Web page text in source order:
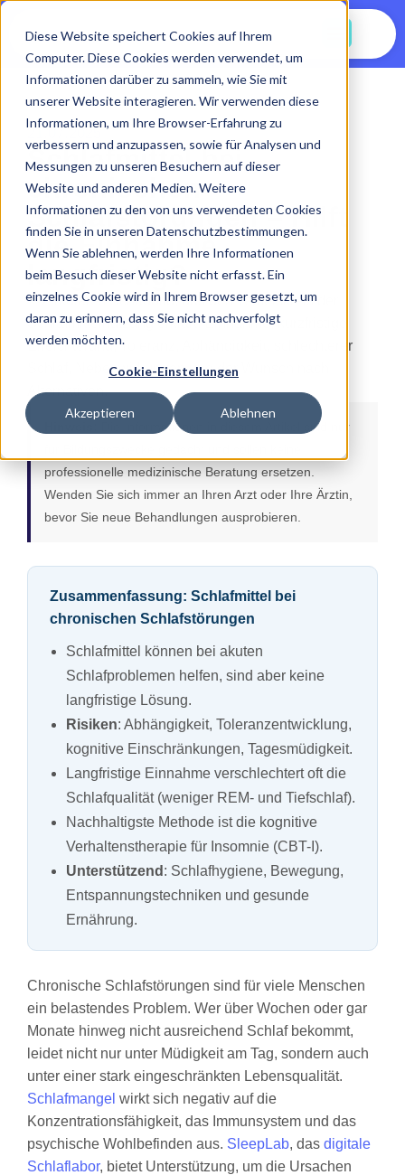
Diese Website speichert Cookies auf Ihrem
Computer. Diese Cookies werden verwendet, um
Informationen darüber zu sammeln, wie Sie mit
unserer Website interagieren. Wir verwenden diese
Informationen, um Ihre Browser-Erfahrung zu
verbessern und anzupassen, sowie für Analysen und
Messungen zu unseren Besuchern auf dieser
Website und anderen Medien. Weitere
Informationen zu den von uns verwendeten Cookies
finden Sie in unseren Datenschutzbestimmungen.
Wenn Sie ablehnen, werden Ihre Informationen
beim Besuch dieser Website nicht erfasst. Ein
einzelnes Cookie wird in Ihrem Browser gesetzt, um
daran zu erinnern, dass Sie nicht nachverfolgt
werden möchten.
Cookie-Einstellungen
Akzeptieren Ablehnen
21.07.2025
Schlafmittel bei
chronischen
Schlafstörungen – Hilft
die Einnahme
langfristig?
Die Informationen in diesem Artikel sind nur
professionelle medizinische Beratung ersetzen.
Wenden Sie sich immer an Ihren Arzt oder Ihre Ärztin,
bevor Sie neue Behandlungen ausprobieren.
Zusammenfassung: Schlafmittel bei
chronischen Schlafstörungen
Schlafmittel können bei akuten
Schlafproblemen helfen, sind aber keine
langfristige Lösung.
Risiken: Abhängigkeit, Toleranzentwicklung,
kognitive Einschränkungen, Tagesmüdigkeit.
Langfristige Einnahme verschlechtert oft die
Schlafqualität (weniger REM- und Tiefschlaf).
Nachhaltigste Methode ist die kognitive
Verhaltenstherapie für Insomnie (CBT-I).
Unterstützend : Schlafhygiene, Bewegung,
Entspannungstechniken und gesunde
Ernährung.
Chronische Schlafstörungen sind für viele Menschen
ein belastendes Problem. Wer über Wochen oder gar
Monate hinweg nicht ausreichend Schlaf bekommt,
leidet nicht nur unter Müdigkeit am Tag, sondern auch
unter einer stark eingeschränkten Lebensqualität.
Schlafmangel wirkt sich negativ auf die
Konzentrationsfähigkeit, das Immunsystem und das
psychische Wohlbefinden aus. SleepLab, das digitale
Schlaflabor, bietet Unterstützung, um die Ursachen